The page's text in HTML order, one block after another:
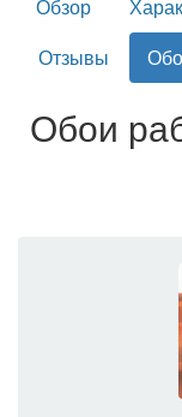
Обзор
Отзывы
Обои